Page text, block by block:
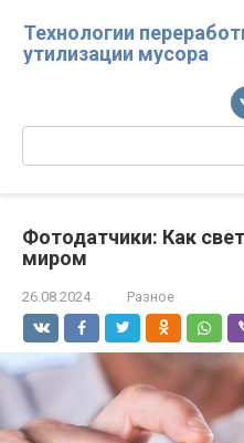
контенту
Технологии
утилизации мусора
Поиск:
Фотодатчики: Как
миром
26.08.2024 Разное